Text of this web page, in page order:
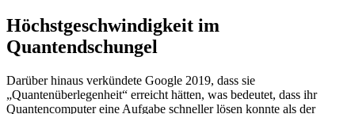
Höchstgeschwindigkeit im
Quantendschungel
Darüber hinaus verkündete Google 2019, dass sie
„Quantenüberlegenheit“ erreicht hätten, was bedeutet, dass ihr
Quantencomputer eine Aufgabe schneller lösen konnte als der